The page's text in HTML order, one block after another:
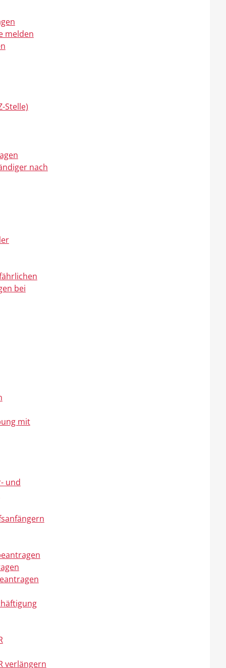
melden
Stelle)
nach
bei
mit
und
verlängern